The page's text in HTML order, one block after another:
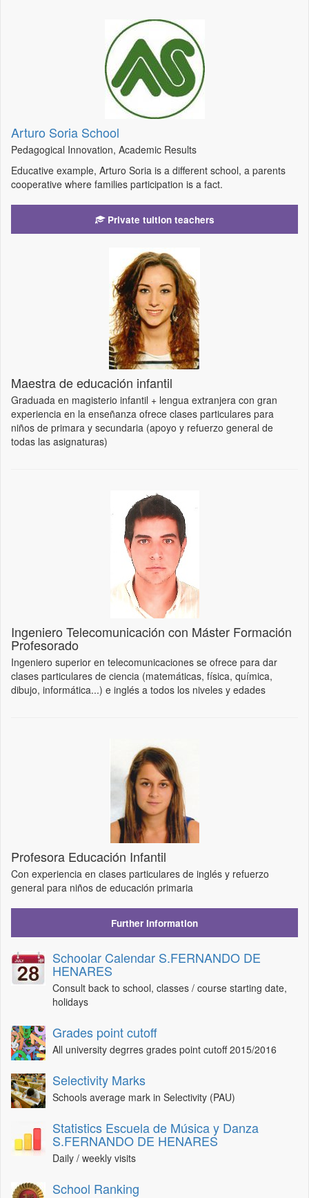
Arturo Soria School
Pedagogical Innovation, Academic Results
Educative example, Arturo Soria is a different school, a parents
cooperative where families participation is a fact.
Private tuition teachers
Maestra de educación infantil
Graduada en magisterio infantil + lengua extranjera con gran
experiencia en la enseñanza ofrece clases particulares para
niños de primara y secundaria (apoyo y refuerzo general de
todas las asignaturas)
Ingeniero Telecomunicación con Máster Formación
Profesorado
Ingeniero superior en telecomunicaciones se ofrece para dar
clases particulares de ciencia (matemáticas, física, química,
dibujo, informática...) e inglés a todos los niveles y edades
Profesora Educación Infantil
Con experiencia en clases particulares de inglés y refuerzo
general para niños de educación primaria
Further Information
Schoolar Calendar S.FERNANDO DE
HENARES
Consult back to school, classes / course starting date,
holidays
Grades point cutoff
All university degrres grades point cutoff 2015/2016
Selectivity Marks
Schools average mark in Selectivity (PAU)
Statistics Escuela de Música y Danza
S.FERNANDO DE HENARES
Daily / weekly visits
School Ranking